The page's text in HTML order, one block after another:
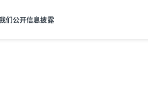
们公开信息披露